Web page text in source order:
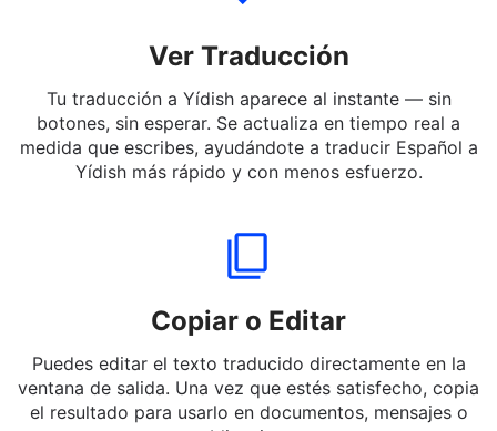
Ver Traducción
Tu traducción a Yídish aparece al instante — sin
botones, sin esperar. Se actualiza en tiempo real a
Yídish más rápido y con menos esfuerzo.
Copiar o Editar
Puedes editar el texto traducido directamente en la